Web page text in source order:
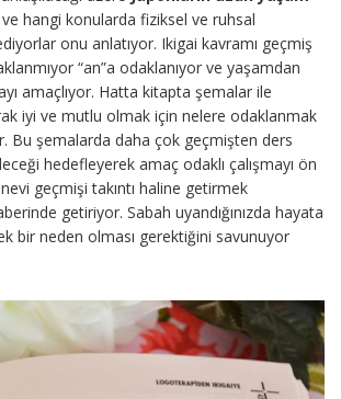
hangi konularda fiziksel ve ruhsal
onu anlatıyor. Ikigai kavramı geçmiş
“an”a odaklanıyor ve yaşamdan
amaçlıyor. Hatta kitapta şemalar ile
iyi ve mutlu olmak için nelere odaklanmak
Bu şemalarda daha çok geçmişten ders
hedefleyerek amaç odaklı çalışmayı ön
geçmişi takıntı haline getirmek
getiriyor. Sabah uyandığınızda hayata
bir neden olması gerektiğini savunuyor